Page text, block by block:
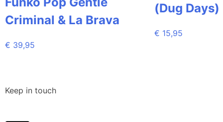
Criminal & La Brava
€ 39,95
(Dug Days)
€ 15,95
Keep in touch